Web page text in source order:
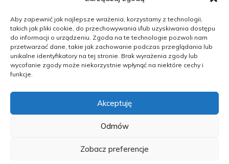
Aby zapewnić jak najlepsze wrażenia, korzystamy z technologii,
takich jak pliki cookie, do przechowywania i/lub uzyskiwania dostępu
do informacji o urządzeniu. Zgoda na te technologie pozwoli nam
przetwarzać dane, takie jak zachowanie podczas przeglądania lub
unikalne identyfikatory na tej stronie. Brak wyrażenia zgody lub
wycofanie zgody może niekorzystnie wpłynąć na niektóre cechy i
funkcje.
Akceptuję
Odmów
Zobacz preferencje
Samochody nowe
Samochody używane
Auta w leasingu
Doradztwo
copyright by carmotive.pl 2026©